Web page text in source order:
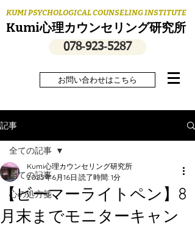
KUMI PSYCHOLOGICAL COUNSELING INSTITUTE
Kumi心理カウンセリング研究所
078‐923‐5287
お問い合わせはこちら
記事
全ての記事
心の処方箋
全ての記事
【ビーマーライトペン】8
月末までモニターキャン
Kumi心理カウンセリング研究所
2025年6月16日 読了時間: 1分